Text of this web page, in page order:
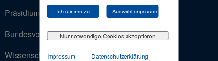
Ich stimme zu Auswahl anpassen
Nur notwendige Cookies akzeptieren
Impressum Datenschutzerklärung
Präsidium
Bundesvorstand
Wissenschaftlicher Beirat